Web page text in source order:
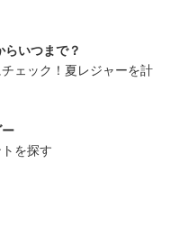
いつまで？
ェック！夏レジャーを計
を探す